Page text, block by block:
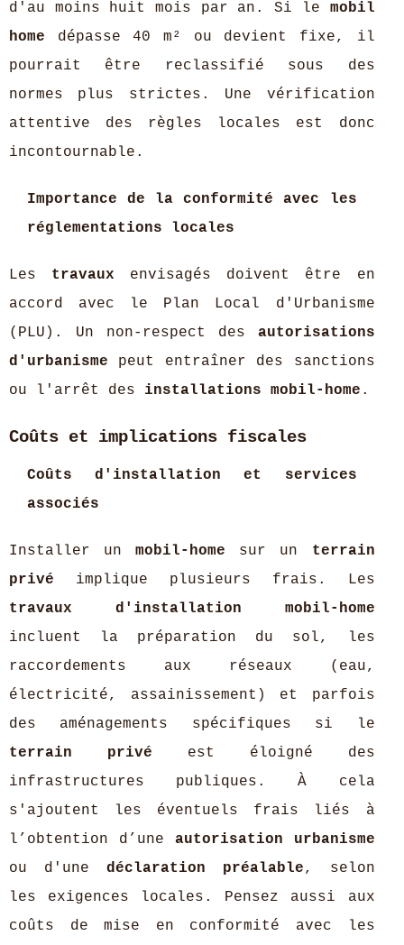
d'au moins huit mois par an. Si le mobil
home dépasse 40 m² ou devient fixe, il
pourrait être reclassifié sous des
normes plus strictes. Une vérification
attentive des règles locales est donc
incontournable.
Importance de la conformité avec les
réglementations locales
Les travaux envisagés doivent être en
accord avec le Plan Local d'Urbanisme
(PLU). Un non-respect des autorisations
d'urbanisme peut entraîner des sanctions
ou l'arrêt des installations mobil-home .
Coûts et implications fiscales
Coûts d'installation et services
associés
Installer unmobil-home sur un terrain
privé implique plusieurs frais. Les
travaux d'installation mobil-home
incluent la préparation du sol, les
raccordements aux réseaux (eau,
électricité, assainissement) et parfois
des aménagements spécifiques si le
terrain privé est éloigné des
infrastructures publiques. À cela
s'ajoutent les éventuels frais liés à
l’obtention d’une autorisation urbanisme
ou d'une déclaration préalable, selon
les exigences locales. Pensez aussi aux
coûts de mise en conformité avec les